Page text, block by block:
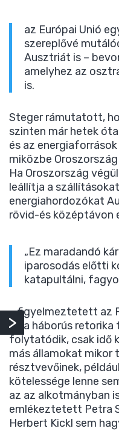
az Európai Unió
szereplővé
Ausztriát is –
amelyhez az
is.
Steger rámutatott,
szinten már hetek
és az
miközbe
Ha Oroszország
leállítja a
energiahordozókat
rövid-és középtávon
„Ez maradandó
iparosodás előtti
katapultálni,
– figyelmeztetett az
ha a háborús
folytatódik, csak idő
más államokat mikor
résztvevőinek,
kötelessége lenne
az az alkotmányban
emlékeztetett Petra
Herbert Kickl sem